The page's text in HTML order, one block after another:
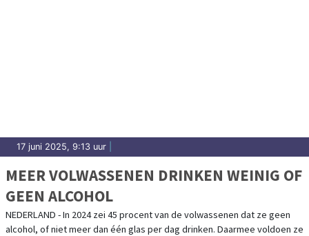
17 juni 2025, 9:13 uur
MEER VOLWASSENEN DRINKEN WEINIG OF
GEEN ALCOHOL
NEDERLAND - In 2024 zei 45 procent van de volwassenen dat ze geen
alcohol, of niet meer dan één glas per dag drinken. Daarmee voldoen ze